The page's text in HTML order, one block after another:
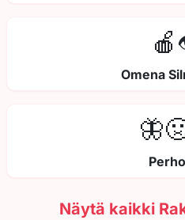
Omena
Näytä kaikki